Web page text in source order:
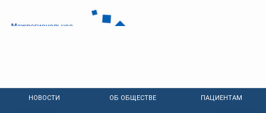
НОВОСТИ ОБ ОБЩЕСТВЕ ПАЦИЕНТАМ